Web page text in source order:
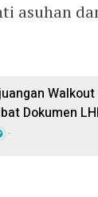
asuhan
Dokumen